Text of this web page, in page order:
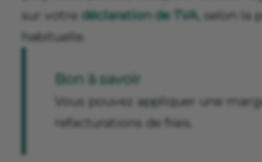
sur votre déclaration de TVA, selon la
habituelle.
Bon à savoir
Vous pouvez appliquer une
refacturations de frais.